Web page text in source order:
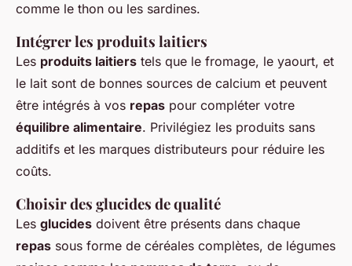
comme le thon ou les sardines.
Intégrer les produits laitiers
Les produits laitiers tels que le fromage, le yaourt, et
le lait sont de bonnes sources de calcium et peuvent
être intégrés à vos repas pour compléter votre
équilibre alimentaire. Privilégiez les produits sans
additifs et les marques distributeurs pour réduire les
coûts.
Choisir des glucides de qualité
Les glucides doivent être présents dans chaque
repas sous forme de céréales complètes, de légumes